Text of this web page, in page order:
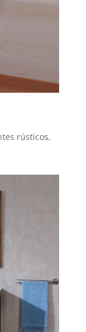
rústicos,